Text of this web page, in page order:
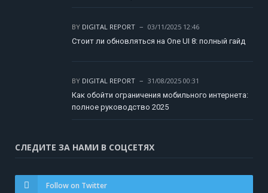
BY DIGITAL REPORT
03/11/2025 12:46
Стоит ли обновляться на One UI 8: полный гайд
BY DIGITAL REPORT
31/08/2025 00:31
Как обойти ограничения мобильного интернета:
полное руководство 2025
СЛЕДИТЕ ЗА НАМИ В СОЦСЕТЯХ
Follow on Twitter